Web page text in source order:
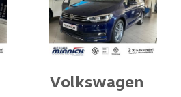
Volkswagen